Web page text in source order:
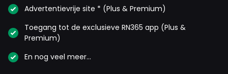
Advertentievrije site * (Plus & Premium)
Toegang tot de exclusieve RN365 app (Plus &
Premium)
En nog veel meer…